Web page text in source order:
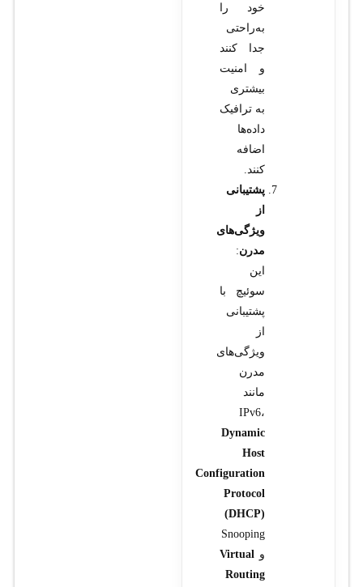
خود را
به‌راحتی
جدا کنند
و امنیت
بیشتری
به ترافیک
داده‌ها
اضافه
کنند.
پشتیبانی
از
ویژگی‌های
مدرن:
این
سوئیچ با
پشتیبانی
از
ویژگی‌های
مدرن
مانند
IPv6،
Dynamic
Host
Configuration
Protocol
(DHCP)
Snooping
و
Virtual
Routing